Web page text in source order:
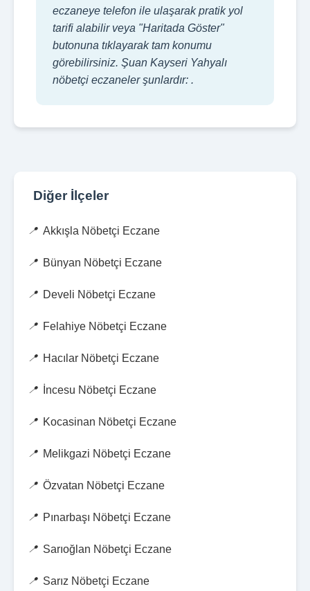
eczaneye telefon ile ulaşarak pratik yol
tarifi alabilir veya "Haritada Göster"
butonuna tıklayarak tam konumu
görebilirsiniz. Şuan Kayseri Yahyalı
nöbetçi eczaneler şunlardır: .
Diğer İlçeler
Akkışla Nöbetçi Eczane
Bünyan Nöbetçi Eczane
Develi Nöbetçi Eczane
Felahiye Nöbetçi Eczane
Hacılar Nöbetçi Eczane
İncesu Nöbetçi Eczane
Kocasinan Nöbetçi Eczane
Melikgazi Nöbetçi Eczane
Özvatan Nöbetçi Eczane
Pınarbaşı Nöbetçi Eczane
Sarıoğlan Nöbetçi Eczane
Sarız Nöbetçi Eczane